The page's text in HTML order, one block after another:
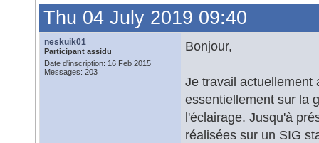
Thu 04 July 2019 09:40
neskuik01
Participant assidu
Date d'inscription: 16 Feb 2015
Messages: 203
Bonjour,
Je travail actuellement
essentiellement sur la
l'éclairage. Jusqu'à
réalisées sur un SIG